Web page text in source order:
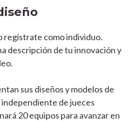
regístrate como individuo.
descripción de tu innovación y
sus diseños y modelos de
de jueces
20 equipos para avanzar en